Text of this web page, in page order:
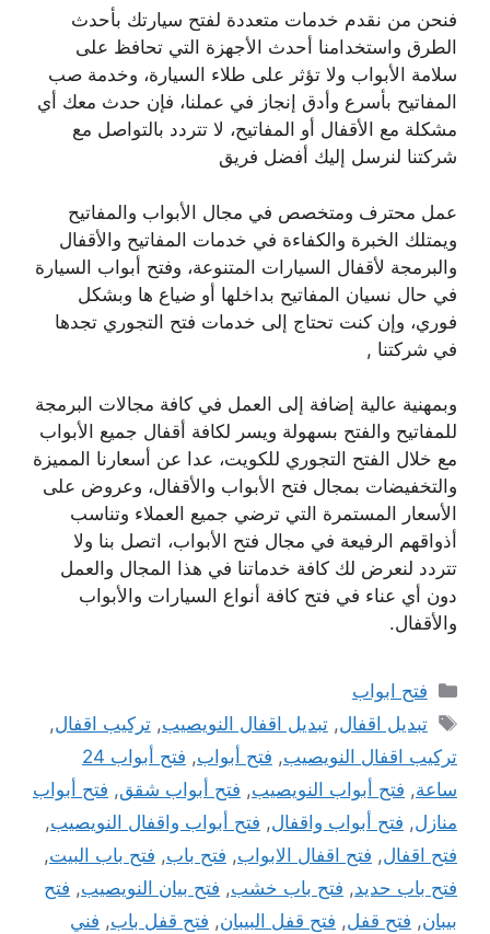
فنحن من نقدم خدمات متعددة لفتح سيارتك بأحدث
الطرق واستخدامنا أحدث الأجهزة التي تحافظ على
سلامة الأبواب ولا تؤثر على طلاء السيارة، وخدمة صب
المفاتيح بأسرع وأدق إنجاز في عملنا، فإن حدث معك أي
مشكلة مع الأقفال أو المفاتيح، لا تتردد بالتواصل مع
شركتنا لنرسل إليك أفضل فريق
عمل محترف ومتخصص في مجال الأبواب والمفاتيح
ويمتلك الخبرة والكفاءة في خدمات المفاتيح والأقفال
والبرمجة لأقفال السيارات المتنوعة، وفتح أبواب السيارة
في حال نسيان المفاتيح بداخلها أو ضياع ها وبشكل
فوري، وإن كنت تحتاج إلى خدمات فتح التجوري تجدها
في شركتنا ,
وبمهنية عالية إضافة إلى العمل في كافة مجالات البرمجة
للمفاتيح والفتح بسهولة ويسر لكافة أقفال جميع الأبواب
مع خلال الفتح التجوري للكويت، عدا عن أسعارنا المميزة
والتخفيضات بمجال فتح الأبواب والأقفال، وعروض على
الأسعار المستمرة التي ترضي جميع العملاء وتناسب
أذواقهم الرفيعة في مجال فتح الأبواب، اتصل بنا ولا
تتردد لنعرض لك كافة خدماتنا في هذا المجال والعمل
دون أي عناء في فتح كافة أنواع السيارات والأبواب
والأقفال.
التصنيفات
فتح ابواب
الوسوم
تبديل اقفال,تبديل اقفال النويصيب,تركيب اقفال,
تركيب اقفال النويصيب, فتح أبواب,
فتح أبواب 24
ساعة, فتح أبواب النويصيب, فتح أبواب شقق, فتح أبواب
منازل, فتح أبواب واقفال, فتح أبواب واقفال النويصيب,
فتح اقفال, فتح اقفال الابواب, فتح باب, فتح باب البيت,
فتح باب حديد, فتح باب خشب, فتح بيان النويصيب, فتح
بيبان, فتح قفل, فتح قفل البيبان, فتح قفل باب, فني